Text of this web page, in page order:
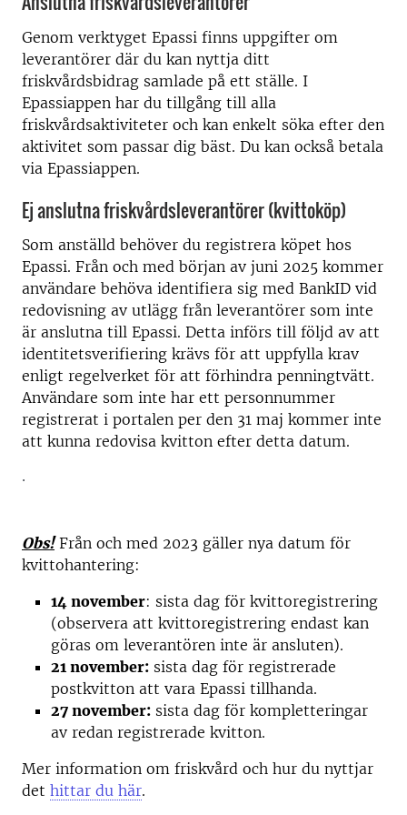
Genom verktyget Epassi finns uppgifter om
leverantörer där du kan nyttja ditt
friskvårdsbidrag samlade på ett ställe. I
Epassiappen har du tillgång till alla
friskvårdsaktiviteter och kan enkelt söka efter den
aktivitet som passar dig bäst. Du kan också betala
via Epassiappen.
Ej anslutna friskvårdsleverantörer (kvittoköp)
Som anställd behöver du registrera köpet hos
Epassi. Från och med början av juni 2025 kommer
användare behöva identifiera sig med BankID vid
redovisning av utlägg från leverantörer som inte
är anslutna till Epassi. Detta införs till följd av att
identitetsverifiering krävs för att uppfylla krav
enligt regelverket för att förhindra penningtvätt.
Användare som inte har ett personnummer
registrerat i portalen per den 31 maj kommer inte
att kunna redovisa kvitton efter detta datum.
.
Obs!Från och med 2023 gäller nya datum för
kvittohantering:
14 november: sista dag för kvittoregistrering
(observera att kvittoregistrering endast kan
göras om leverantören inte är ansluten).
21 november: sista dag för registrerade
postkvitton att vara Epassi tillhanda.
27 november: sista dag för kompletteringar
av redan registrerade kvitton.
Mer information om friskvård och hur du nyttjar
det hittar du här.